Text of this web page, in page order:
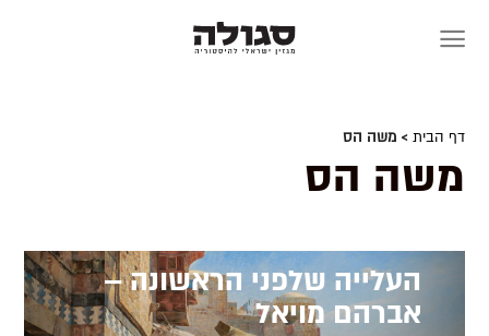
דף הבית > משה הס
משה הס
העלייה שלפני הראשונה –
אברהם מויאל